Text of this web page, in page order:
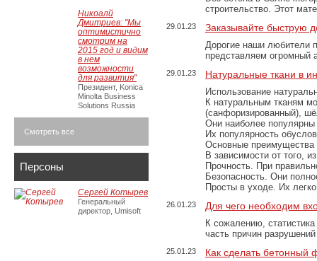
строительство. Этот
29.01.23 Заказывайте быструю
Дорогие наши любители
представляем огромный
29.01.23 Натуральные ткани в
Использование
К натуральным тканям
(санфоризированный),
Они наиболее популярны
Их популярность
Основные преимущества
В зависимости от того,
Прочность. При
Безопасность. Они
Просты в уходе. Их
26.01.23 Для чего необходим
К сожалению,
часть причин
25.01.23 Как сделать бетонный
Никоалй
Дмитриев: "Мы
оптимистично
смотрим на
2015 год и видим
в нем
возможности
для развития"
Президент, Konica
Minolta Business
Solutions Russia
Смотреть все
Персоны
Сергей Котырев
Генеральный
директор, Umisoft